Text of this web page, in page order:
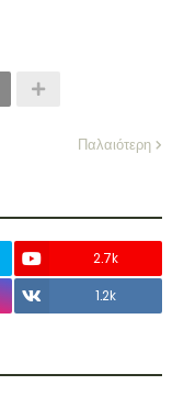
Παλαιότερη
2.7k
1.2k